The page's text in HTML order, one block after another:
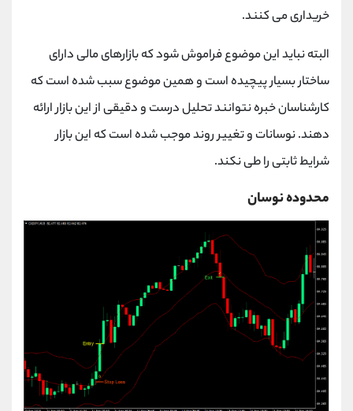
خریداری می ‌کنند.
البته نباید این موضوع فراموش شود که بازارهای مالی دارای
ساختار بسیار پیچیده است و همین موضوع سبب شده است که
کارشناسان خبره نتوانند تحلیل درست و دقیقی از این بازار ارائه
دهند. نوسانات و تغییر روند موجب شده است که این بازار
شرایط ثابتی را طی نکند.
محدوده نوسان